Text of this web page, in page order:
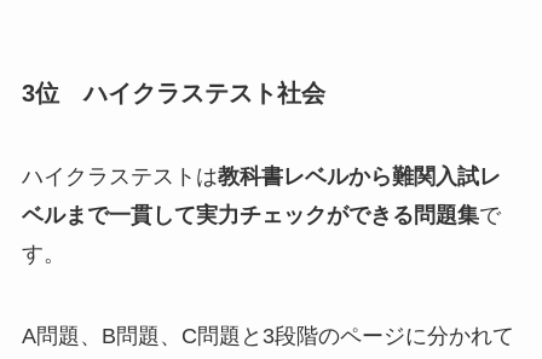
3位 ハイクラステスト社会
ハイクラステストは教科書レベルから難関入試レ
ベルまで一貫して実力チェックができる問題集で
す。
A問題、B問題、C問題と3段階のページに分かれて